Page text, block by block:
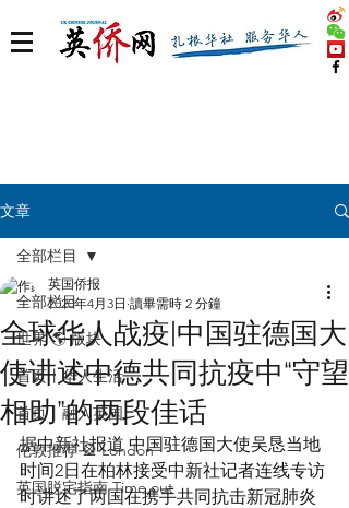
文章
全部栏目
世界 🌎 版块
首页丨华人生活
首页丨融入英国
伦敦推荐 🎡 London
英国脱宅指南 Time out
全部栏目
全球华人战疫|中国驻德国大
使讲述中德共同抗疫中“守望
相助”的两段佳话
英国侨报
2020年4月3日 讀畢需時 2 分鐘
据中新社报道 中国驻德国大使吴恳当地
时间2日在柏林接受中新社记者连线专访
时讲述了两国在携手共同抗击新冠肺炎